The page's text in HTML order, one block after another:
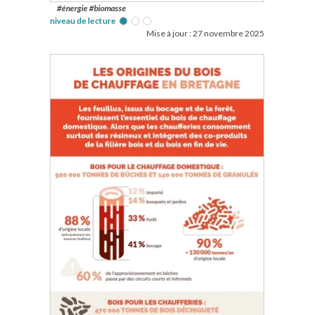
#énergie #biomasse
niveau de lecture
Mise à jour :27 novembre 2025